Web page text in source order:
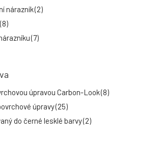
nárazník(2)
(8)
(7)
úpravou Carbon-Look(8)
úpravy(25)
do černé lesklé barvy(2)